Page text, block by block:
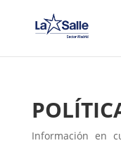
Información en